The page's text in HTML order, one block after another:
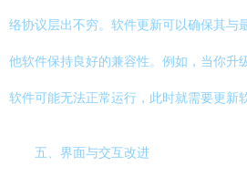
络协议层出不穷。软件更新可以确保其与
他软件保持良好的兼容性。例如，当你升
软件可能无法正常运行，此时就需要更新
五、界面与交互改进